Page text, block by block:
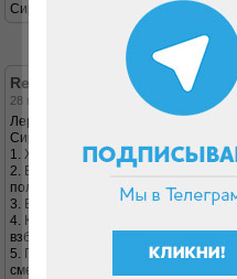
Сиропов для чего так много
Re: Дневник Лентяйки
28 май 2018, 15:33
Лера, привет!
Сироп льётся в
1. Жидкий творожок, получается
2. В «твороженники» - молоко с
получается Классный десерт
3. Вкус бейлис и ваниль льётся в
4. Коктейль - мягкий творожок,
взбивается блендером - отличный
5. Пропитываются остывшие коржи
смешивается сироп с творожком и